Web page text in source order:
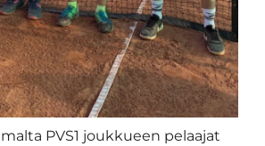
PVS1 joukkueen pelaajat